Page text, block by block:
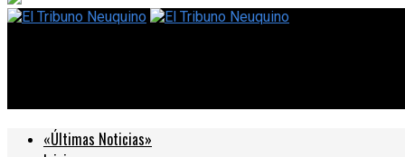
«Últimas Noticias»